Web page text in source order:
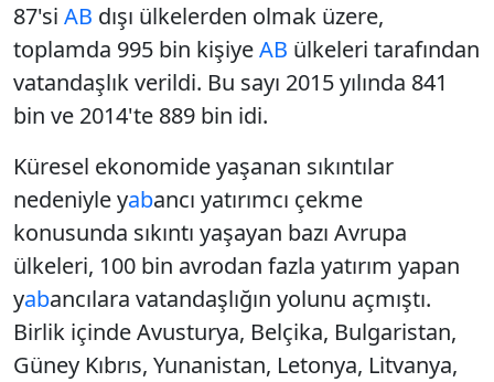
87'si AB dışı ülkelerden olmak üzere,
toplamda 995 bin kişiyeAB ülkeleri tarafından
vatandaşlık verildi. Bu sayı 2015 yılında 841
bin ve 2014'te 889 bin idi.
Küresel ekonomide yaşanan sıkıntılar
nedeniyle yabancı yatırımcı çekme
konusunda sıkıntı yaşayan bazı Avrupa
ülkeleri, 100 bin avrodan fazla yatırım yapan
yabancılara vatandaşlığın yolunu açmıştı.
Birlik içinde Avusturya, Belçika, Bulgaristan,
Güney Kıbrıs, Yunanistan, Letonya, Litvanya,